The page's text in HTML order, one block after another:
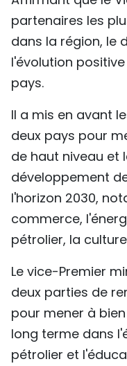
partenaires les
dans la région, le
l'évolution
pays.
Il a mis en avant
deux pays pour
de haut niveau et
développement
l'horizon 2030,
commerce,
pétrolier, la
Le vice-Premier
deux parties de
pour mener à
long terme dans
pétrolier et